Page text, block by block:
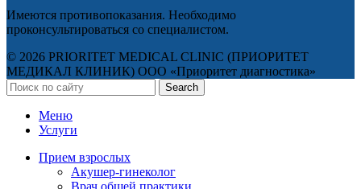
Имеются противопоказания. Необходимо
проконсультироваться со специалистом.
© 2026 PRIORITET MEDICAL CLINIC (ПРИОРИТЕТ
МЕДИКАЛ КЛИНИК) ООО «Приоритет диагностика»
Search
Меню
Услуги
Прием взрослых
Акушер-гинеколог
Врач общей практики